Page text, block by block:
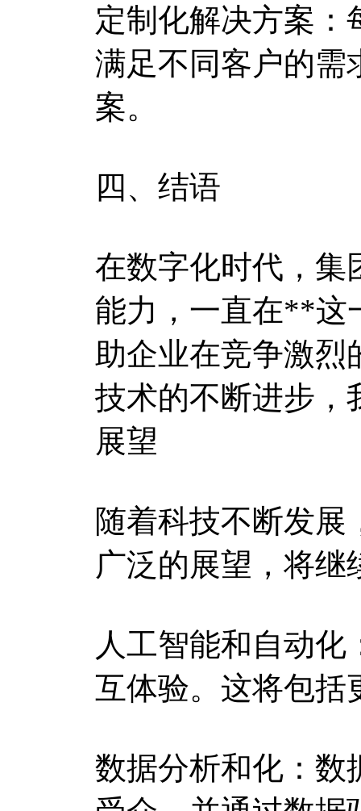
定制化解决方案：
满足不同客户的需
案。
四、结语
在数字化时代，集
能力，一直在**这
助企业在竞争激烈
技术的不断进步，
展望
随着科技不断发
广泛的展望，将继
人工智能和自动
互体验。这将包括
数据分析和化：数